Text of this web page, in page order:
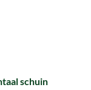
schuin